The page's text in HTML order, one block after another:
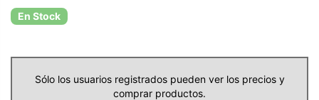
En Stock
Sólo los usuarios registrados pueden ver los precios y
comprar productos.